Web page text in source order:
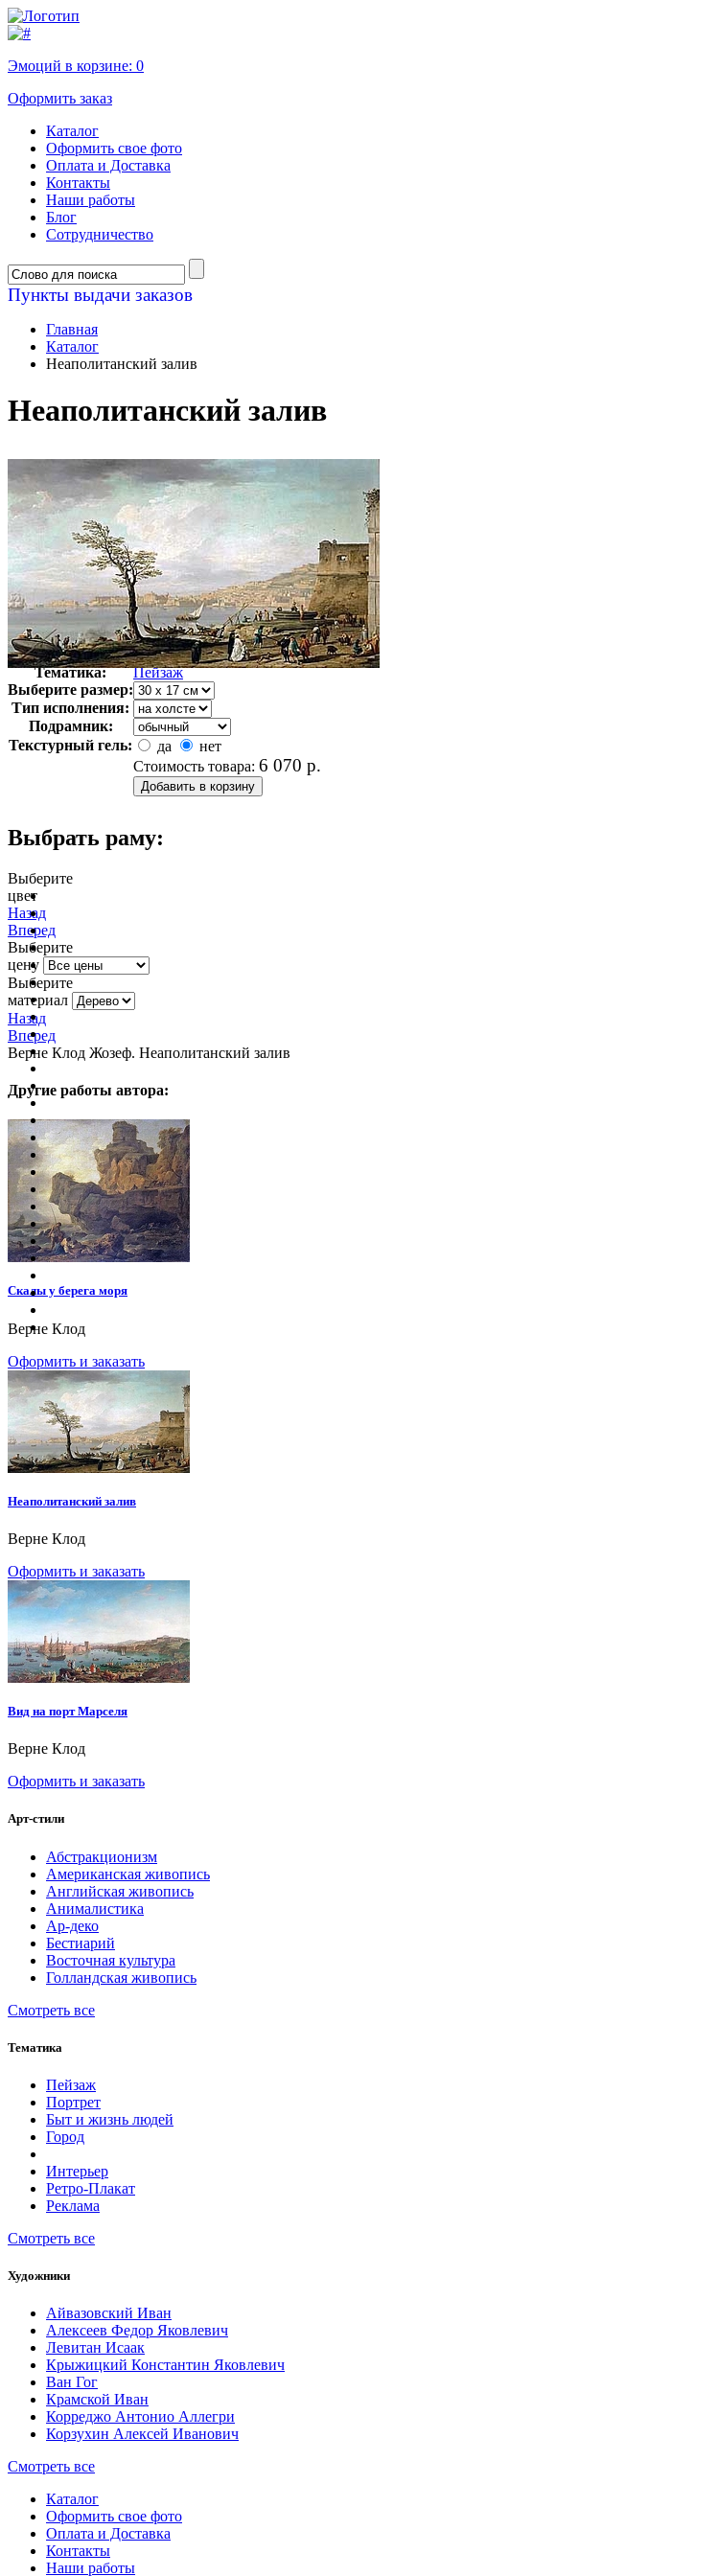
Эмоций в корзине: 0
Оформить заказ
Каталог
Оформить свое фото
Оплата и Доставка
Контакты
Наши работы
Блог
Сотрудничество
Пункты выдачи заказов
Главная
Каталог
Неаполитанский залив
Неаполитанский залив
Автор:
Верне Клод
Арт-стиль
Итальянская живопись
Тематика:
Пейзаж
Выберите размер:
Тип исполнения:
Подрамник:
Текстурный гель:
да
нет
Стоимость товара: 6 070 р.
Выбрать раму:
Выберите
цвет
Назад
Вперед
Выберите
цену
Выберите
материал
Назад
Вперед
Верне Клод Жозеф. Неаполитанский залив
Другие работы автора:
Скалы у берега моря
Верне Клод
Оформить и заказать
Неаполитанский залив
Верне Клод
Оформить и заказать
Вид на порт Марселя
Верне Клод
Оформить и заказать
Арт-стили
Абстракционизм
Американская живопись
Английская живопись
Анималистика
Ар-деко
Бестиарий
Восточная культура
Голландская живопись
Смотреть все
Тематика
Пейзаж
Портрет
Быт и жизнь людей
Город
Интерьер
Ретро-Плакат
Реклама
Смотреть все
Художники
Айвазовский Иван
Алексеев Федор Яковлевич
Левитан Исаак
Крыжицкий Константин Яковлевич
Ван Гог
Крамской Иван
Корреджо Антонио Аллегри
Корзухин Алексей Иванович
Смотреть все
Каталог
Оформить свое фото
Оплата и Доставка
Контакты
Наши работы